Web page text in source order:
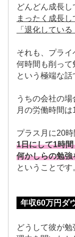
どんどん成長し
まったく成長し
「退化してい
それも、プラ
何時間も削って
という極端な話
うちの会社の場
月の労働時間は
プラス月に20時
1日にして1時
何かしらの勉強
ということです
年収60万円ダ
どうして彼が勉